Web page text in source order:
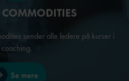
sender alle ledere på kurser i
coaching.
Se mere